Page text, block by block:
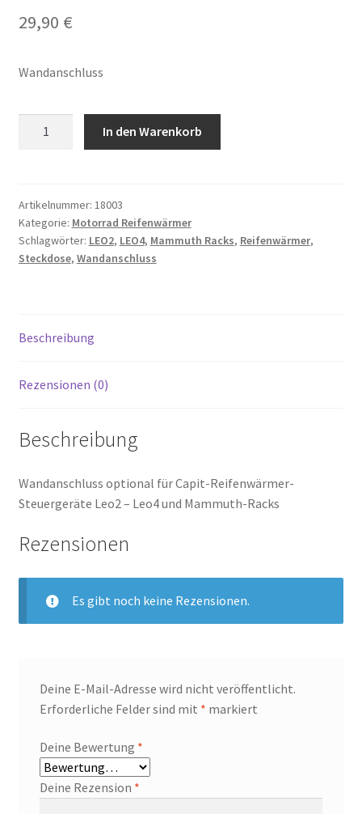
29,90 €
Wandanschluss
LEO4
und
Mammuth-
Racks
In den Warenkorb
Artikelnummer: 18003
Kategorie: Motorrad Reifenwärmer
Schlagwörter: LEO2, LEO4, Mammuth Racks, Reifenwärmer,
Steckdose, Wandanschluss
Beschreibung
Rezensionen (0)
Beschreibung
Wandanschluss optional für Capit-Reifenwärmer-
Steuergeräte Leo2 – Leo4 und Mammuth-Racks
Rezensionen
Es gibt noch keine Rezensionen.
Deine E-Mail-Adresse wird nicht veröffentlicht.
Erforderliche Felder sind mit * markiert
Deine Bewertung *
Deine Rezension *